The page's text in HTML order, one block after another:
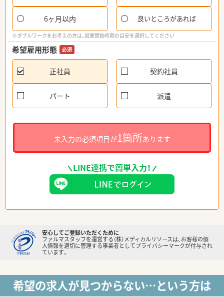
6ヶ月以内 良いところがあれば
※ダブルワークをお考えの方は、就業開始時期の目安を選択してください
希望雇用形態 必須
正社員 契約社員
パート 派遣
未入力の必須項目が1箇所あります
LINE連携で簡単入力！
安心してご登録いただくために
ファルマスタッフを運営する（株）メディカルリソースは、お客様の個
人情報を適切に管理する事業者としてプライバシーマークが付与され
ています。
希望の求人が見つからない…という方は